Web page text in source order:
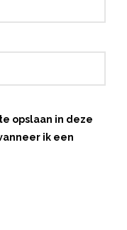
opslaan in deze
ik een